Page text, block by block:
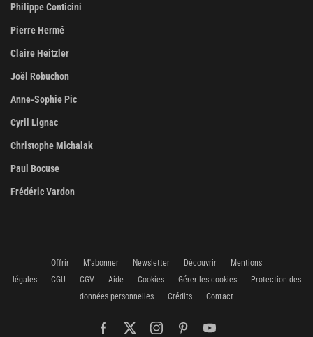
Philippe Conticini
Pierre Hermé
Claire Heitzler
Joël Robuchon
Anne-Sophie Pic
Cyril Lignac
Christophe Michalak
Paul Bocuse
Frédéric Vardon
Offrir M'abonner Newsletter Découvrir
Mentions
légales
CGU CGV Aide Cookies Gérer les cookies
Protection des
données personnelles
Crédits Contact